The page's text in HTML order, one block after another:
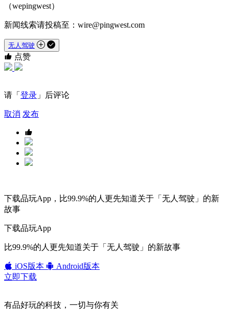
（wepingwest）
新闻线索请投稿至：wire@pingwest.com
无人驾驶
点赞
请「 登录 」后评论
取消 发布
下载品玩App，比99.9%的人更先知道关于「无人驾驶」的新
故事
下载品玩App
比99.9%的人更先知道关于「无人驾驶」的新故事
iOS版本
Android版本
立即下载
有品好玩的科技，一切与你有关